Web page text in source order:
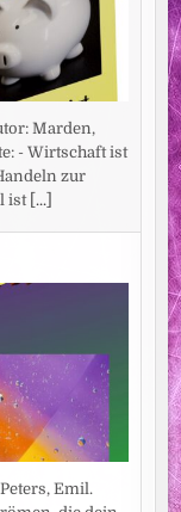
Marden,
- Wirtschaft ist
zur
ist [...]
Emil.